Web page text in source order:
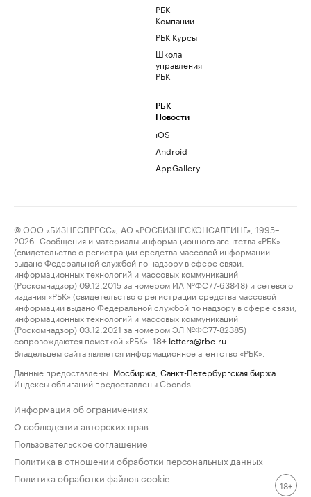
РБК
Компании
РБК Курсы
Школа
управления
РБК
РБК
Новости
iOS
Android
AppGallery
© ООО «БИЗНЕСПРЕСС», АО «РОСБИЗНЕСКОНСАЛТИНГ», 1995–
2026. Сообщения и материалы информационного агентства «РБК»
(свидетельство о регистрации средства массовой информации
выдано Федеральной службой по надзору в сфере связи,
информационных технологий и массовых коммуникаций
(Роскомнадзор) 09.12.2015 за номером ИА №ФС77-63848) и сетевого
издания «РБК» (свидетельство о регистрации средства массовой
информации выдано Федеральной службой по надзору в сфере связи,
информационных технологий и массовых коммуникаций
(Роскомнадзор) 03.12.2021 за номером ЭЛ №ФС77-82385)
сопровождаются пометкой «РБК».
18+ letters@rbc.ru
Владельцем сайта является информационное агентство «РБК».
Данные предоставлены: Мосбиржа Санкт-Петербургская биржа
Индексы облигаций предоставлены Cbonds.
Информация об ограничениях
О соблюдении авторских прав
Пользовательское соглашение
Политика в отношении обработки персональных данных
Политика обработки файлов cookie
18+